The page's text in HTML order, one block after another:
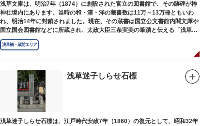
浅草文庫は、明治7年（1874）に創設された官立の図書館で、その跡碑が榊
神社境内にあります。当時の和・漢・洋の蔵書数は11万～13万冊ともいわ
れ、明治14年に封鎖されました。現在、その蔵書は国立公文書館内閣文庫や
国立国会図書館などに所蔵され、太政大臣三条実美の筆蹟と伝える「浅草文
庫」の朱印が押されています。
浅草橋・蔵前エリア
浅草迷子しらせ石標
浅草迷子しらせ石標は、江戸時代安政7年（1860）の復元として、昭和32年